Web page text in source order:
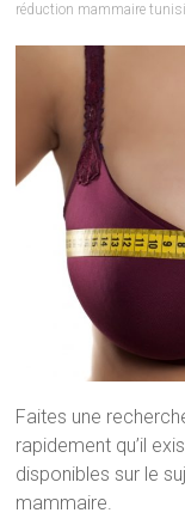
réduction mammaire
Faites une
rapidement qu’il
disponibles sur le
mammaire.